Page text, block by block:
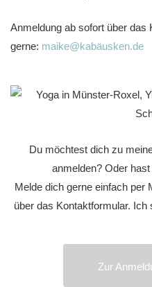
Anmeldung ab sofort über das
gerne: maike@kabäusken.de
Du möchtest dich zu
anmelden? Oder
Melde dich gerne einfach per
über das Kontaktformular.
Zur